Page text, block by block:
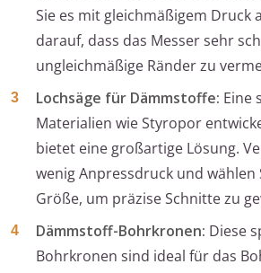
Sie es mit gleichmäßigem Druck
darauf, dass das Messer sehr
ungleichmäßige Ränder zu
Lochsäge für Dämmstoffe: Eine
Materialien wie Styropor
bietet eine großartige Lösung.
wenig Anpressdruck und wählen
Größe, um präzise Schnitte zu
Dämmstoff-Bohrkronen: Diese
Bohrkronen sind ideal für das